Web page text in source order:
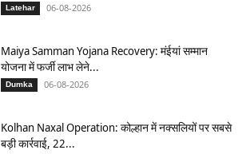
Latehar 06-08-2026
Maiya Samman Yojana Recovery: मंईयां सम्मान
योजना में फर्जी लाभ लेने...
Dumka 06-08-2026
Kolhan Naxal Operation: कोल्हान में नक्सलियों पर सबसे
बड़ी कार्रवाई, 22...